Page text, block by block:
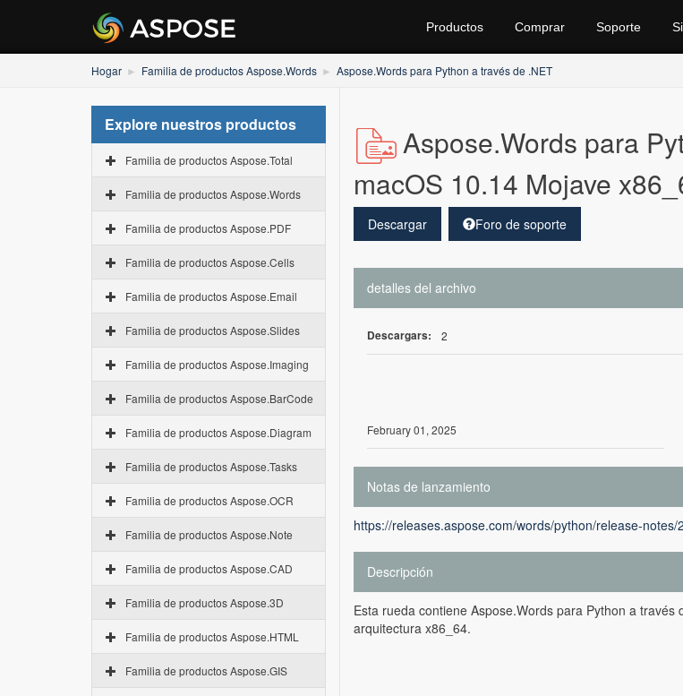
Productos Comprar Soporte
Hogar Familia de productos Aspose.Words Aspose.Words para Python a través de .NET
Explore nuestros productos
Familia de productos Aspose.Total
Familia de productos Aspose.Words
Familia de productos Aspose.PDF
Familia de productos Aspose.Cells
Familia de productos Aspose.Email
Familia de productos Aspose.Slides
Familia de productos Aspose.Imaging
Familia de productos Aspose.BarCode
Familia de productos Aspose.Diagram
Familia de productos Aspose.Tasks
Familia de productos Aspose.OCR
Familia de productos Aspose.Note
Familia de productos Aspose.CAD
Familia de productos Aspose.3D
Familia de productos Aspose.HTML
Familia de productos Aspose.GIS
Aspose.Words para
macOS 10.14 Mojave
Descargar Foro de soporte
detalles del archivo
Descargars: 2
February 01, 2025
Notas de lanzamiento
https://releases.aspose.com/words/python/release-
Descripción
Esta rueda contiene Aspose.Words para Python a
arquitectura x86_64.